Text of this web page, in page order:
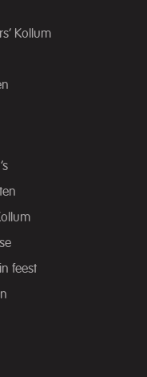
Kollum
feest